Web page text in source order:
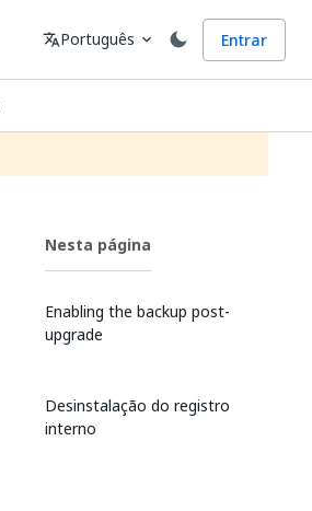
Idioma
translatePortuguês expand_more Entrar
Nesta página
Enabling the backup post-
upgrade
Desinstalação do registro
interno